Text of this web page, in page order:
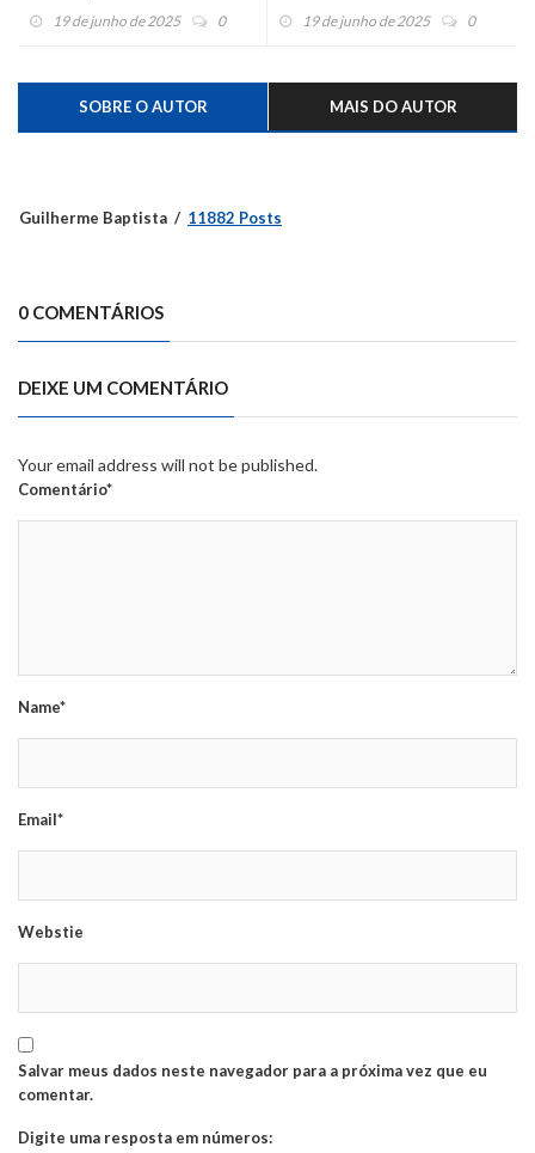
Estado, fala sobre a previsão
19 de junho de 2025 0 19 de junho de 2025 0
SOBRE O AUTOR MAIS DO AUTOR
Guilherme Baptista 11882 Posts
0 COMENTÁRIOS
DEIXE UM COMENTÁRIO
Your email address will not be published.
Comentário*
Name*
Email*
Webstie
Salvar meus dados neste navegador para a próxima vez que eu
comentar.
Digite uma resposta em números: